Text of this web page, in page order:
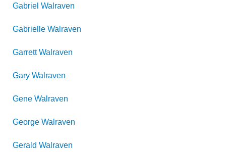
Gabriel Walraven
Gabrielle Walraven
Garrett Walraven
Gary Walraven
Gene Walraven
George Walraven
Gerald Walraven